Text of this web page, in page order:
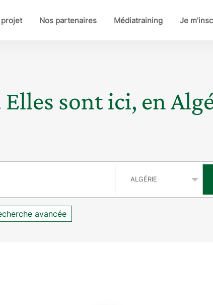
projet Nos partenaires Médiatraining Je
sont ici, en
avancée